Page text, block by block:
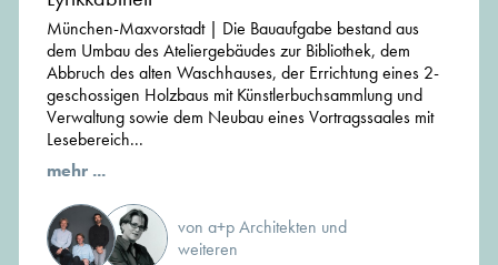
München-Maxvorstadt | Die Bauaufgabe bestand aus
dem Umbau des Ateliergebäudes zur Bibliothek, dem
Abbruch des alten Waschhauses, der Errichtung eines 2-
geschossigen Holzbaus mit Künstlerbuchsammlung und
Verwaltung sowie dem Neubau eines Vortragssaales mit
Lesebereich...
mehr ...
von a+p Architekten und
weiteren